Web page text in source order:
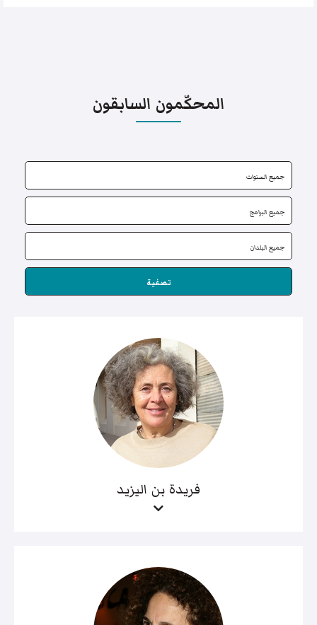
المحكّمون السابقون
تصفية
فريدة بن اليزيد